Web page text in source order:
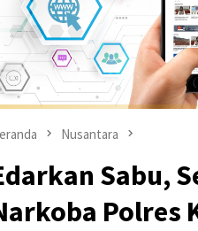
Nusantara
Sabu,
Polres